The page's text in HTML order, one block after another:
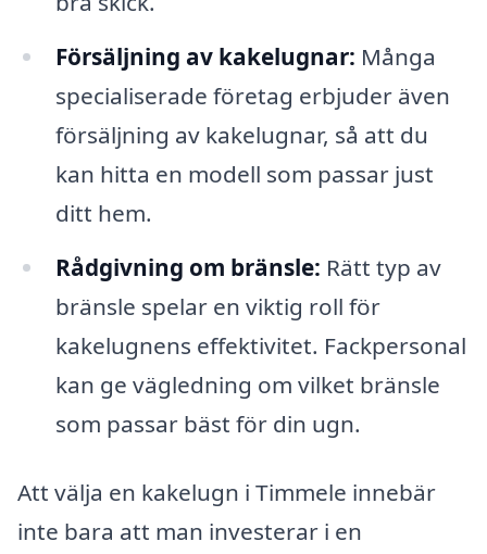
Försäljning av kakelugnar: Många
specialiserade företag erbjuder även
försäljning av kakelugnar, så att du
kan hitta en modell som passar just
ditt hem.
Rådgivning om bränsle: Rätt typ av
bränsle spelar en viktig roll för
kakelugnens effektivitet. Fackpersonal
kan ge vägledning om vilket bränsle
som passar bäst för din ugn.
Att välja en kakelugn i Timmele innebär
inte bara att man investerar i en